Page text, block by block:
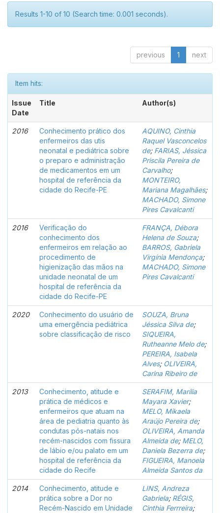
Results 1-10 of 10 (Search time: 0.001 seconds).
previous 1 next
Item hits:
Issue
Date
Title Author(s)
2016
Conhecimento prático dos
enfermeiros das utis
neonatal e pediátrica sobre
o preparo e administração
de medicamentos em um
hospital de referência da
cidade do Recife-PE
AQUINO, Cinthia
Raquel Vasconcelos
de; FARIAS, Jéssica
Priscila Pereira de
Carvalho;
MONTEIRO,
Mariana Magalhães;
MACHADO, Simone
Pires Cavalcanti
2016
Verificação do
conhecimento dos
enfermeiros em relação ao
procedimento de
higienização das mãos na
unidade neonatal de um
hospital de referência da
cidade do Recife-PE
FRANÇA, Débora
Helena de Souza;
BARROS, Gabriela
Virgínia Mendonça;
MACHADO, Simone
Pires Cavalcanti
2020
Conhecimento do usuário de
uma emergência pediátrica
sobre classificação de risco
SOUZA, Bruna
Jéssica Silva de;
SIQUEIRA,
Rutheanne Melo de;
PEREIRA, Isabela
Alves; OLIVEIRA,
Carina Ribeiro de
2013
Conhecimento, atitude e
prática de médicos e
enfermeiros que atuam na
área de pediatria quanto às
condutas pós-natais nos
recém-nascidos com fissura
de lábio e/ou palato em um
hospital de referência da
cidade do Recife
SERAFIM, Marília
Mayara Xavier;
MELO, Mikaela
Araújo Pereira de;
OLIVEIRA, Amanda
Almeida de; MELO,
Daniela Bezerra de;
FIGUEIRA, Manoela
Almeida Santos da
2014
Conhecimento, atitude e
prática sobre a Dor no
Recém-Nascido em Unidade
LINS, Andreza
Gabriela; RÉGIS,
Cinthia Ferrreira;